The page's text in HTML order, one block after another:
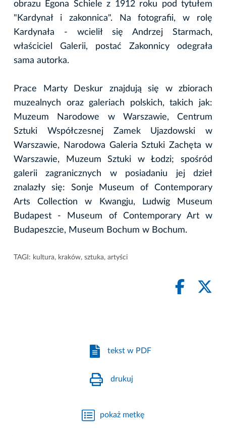
obrazu Egona Schiele z 1912 roku pod tytułem
"Kardynał i zakonnica". Na fotografii, w rolę
Kardynała - wcielił się Andrzej Starmach,
właściciel Galerii, postać Zakonnicy odegrała
sama autorka.
Prace Marty Deskur znajdują się w zbiorach
muzealnych oraz galeriach polskich, takich jak:
Muzeum Narodowe w Warszawie, Centrum
Sztuki Współczesnej Zamek Ujazdowski w
Warszawie, Narodowa Galeria Sztuki Zachęta w
Warszawie, Muzeum Sztuki w Łodzi; spośród
galerii zagranicznych w posiadaniu jej dzieł
znalazły się: Sonje Museum of Contemporary
Arts Collection w Kwangju, Ludwig Museum
Budapest - Museum of Contemporary Art w
Budapeszcie, Museum Bochum w Bochum.
TAGI: kultura, kraków, sztuka, artyści
tekst w PDF
drukuj
pokaż metkę